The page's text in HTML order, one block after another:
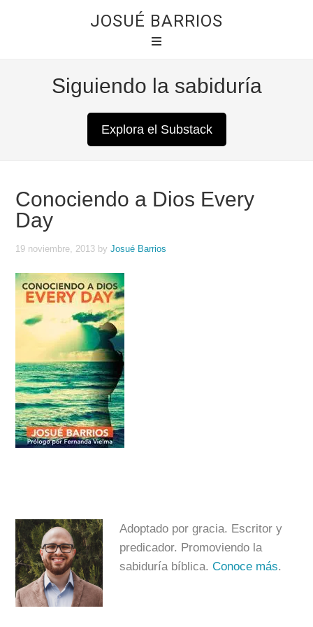
JOSUÉ BARRIOS
Siguiendo la sabiduría
Explora el Substack
Conociendo a Dios Every
Day
19 noviembre, 2013 byJosué Barrios
Adoptado por gracia. Escritor y
predicador. Promoviendo la
sabiduría bíblica.Conoce más.